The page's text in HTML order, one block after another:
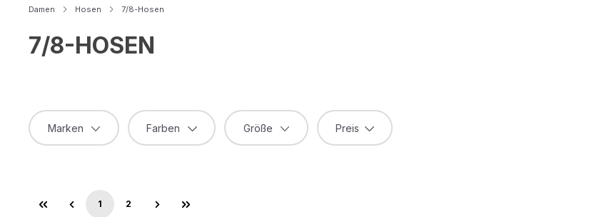
Damen Hosen 7/8-Hosen
7/8-HOSEN
Marken Farben Größe Preis
Seite
1 Seite
2